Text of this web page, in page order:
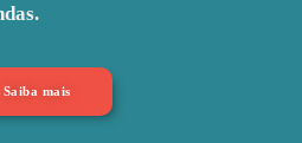
Saiba mais